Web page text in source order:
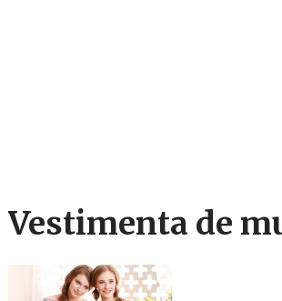
Vestimenta de